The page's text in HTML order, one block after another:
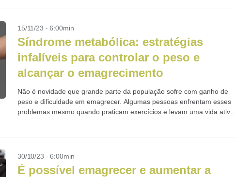
15/11/23 - 6:00min
Síndrome metabólica: estratégias
infalíveis para controlar o peso e
alcançar o emagrecimento
Não é novidade que grande parte da população sofre com ganho de
peso e dificuldade em emagrecer. Algumas pessoas enfrentam esses
problemas mesmo quando praticam exercícios e levam uma vida ativa.
30/10/23 - 6:00min
É possível emagrecer e aumentar a